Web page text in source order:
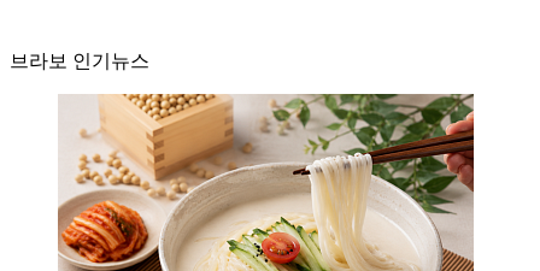
브라보 인기뉴스